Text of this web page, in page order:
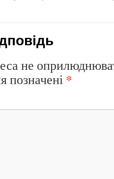
не
позначені *